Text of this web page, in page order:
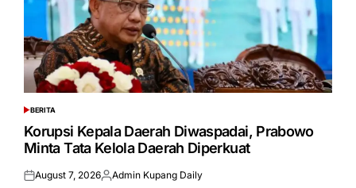
POSTED
IN
BERITA
Korupsi Kepala Daerah Diwaspadai, Prabowo
Minta Tata Kelola Daerah Diperkuat
Posted
August 7, 2026Posted
Admin Kupang Daily